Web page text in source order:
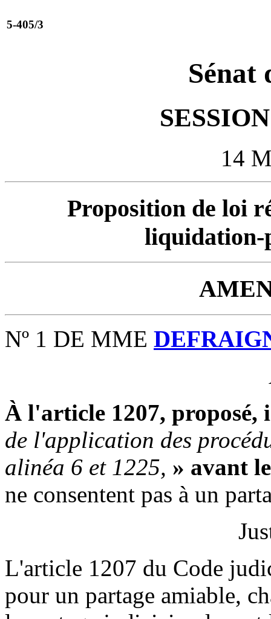
5-405/3
Sénat
14
Proposition de loi
liquidation-
Nº 1 DE MME
À l'article 1207, proposé,
de l'application des
alinéa 6 et 1225, » avant
ne consentent pas à un
L'article 1207 du Code
pour un partage amiable,